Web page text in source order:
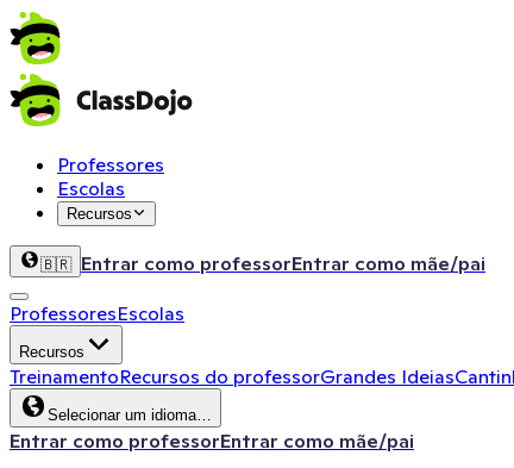
Professores
Escolas
Recursos
🇧🇷 Entrar como professorEntrar como mãe/pai
ProfessoresEscolas
Recursos
TreinamentoRecursos do professorGrandes Ideias
Selecionar um idioma…
Entrar como professorEntrar como mãe/pai